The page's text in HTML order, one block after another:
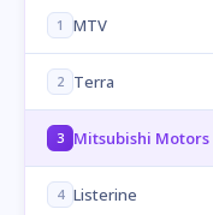
1 MTV
2 Terra
3 Mitsubishi Motors
4 Listerine